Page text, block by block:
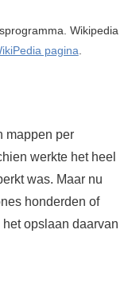
Wikipedia
pagina.
mappen per
werkte het heel
was. Maar nu
honderden of
opslaan daarvan